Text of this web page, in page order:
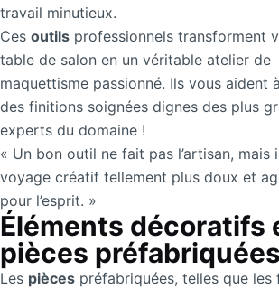
travail minutieux.
Ces outils professionnels transforment
table de salon en un véritable atelier de
maquettisme passionné. Ils vous aident
des finitions soignées dignes des plus
experts du domaine !
« Un bon outil ne fait pas l’artisan, mais
voyage créatif tellement plus doux et
pour l’esprit. »
Éléments décoratifs
pièces préfabriquées
Les pièces préfabriquées, telles que les